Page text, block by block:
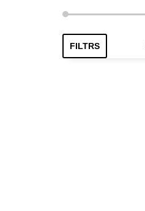
FILTRS